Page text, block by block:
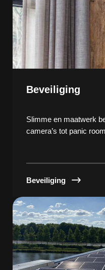
Beveiliging
Slimme en maatwerk
camera’s tot panic
Beveiliging